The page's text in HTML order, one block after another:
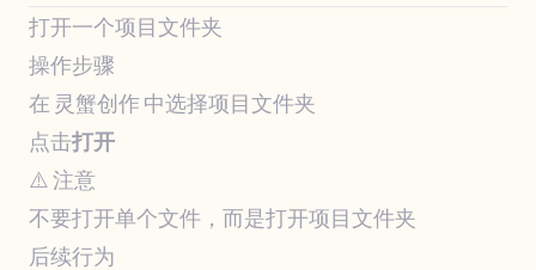
打开一个项目文件夹
操作步骤
在 灵蟹创作 中选择项目文件夹
点击打开
⚠️ 注意
不要打开单个文件，而是打开项目文件夹
后续行为